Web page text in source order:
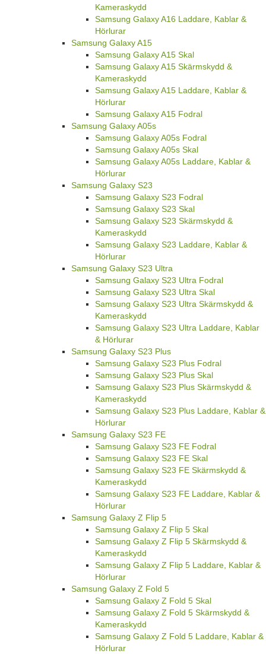
Kameraskydd
Samsung Galaxy A16 Laddare, Kablar &
Hörlurar
Samsung Galaxy A15
Samsung Galaxy A15 Skal
Samsung Galaxy A15 Skärmskydd &
Kameraskydd
Samsung Galaxy A15 Laddare, Kablar &
Hörlurar
Samsung Galaxy A15 Fodral
Samsung Galaxy A05s
Samsung Galaxy A05s Fodral
Samsung Galaxy A05s Skal
Samsung Galaxy A05s Laddare, Kablar &
Hörlurar
Samsung Galaxy S23
Samsung Galaxy S23 Fodral
Samsung Galaxy S23 Skal
Samsung Galaxy S23 Skärmskydd &
Kameraskydd
Samsung Galaxy S23 Laddare, Kablar &
Hörlurar
Samsung Galaxy S23 Ultra
Samsung Galaxy S23 Ultra Fodral
Samsung Galaxy S23 Ultra Skal
Samsung Galaxy S23 Ultra Skärmskydd &
Kameraskydd
Samsung Galaxy S23 Ultra Laddare, Kablar
& Hörlurar
Samsung Galaxy S23 Plus
Samsung Galaxy S23 Plus Fodral
Samsung Galaxy S23 Plus Skal
Samsung Galaxy S23 Plus Skärmskydd &
Kameraskydd
Samsung Galaxy S23 Plus Laddare, Kablar &
Hörlurar
Samsung Galaxy S23 FE
Samsung Galaxy S23 FE Fodral
Samsung Galaxy S23 FE Skal
Samsung Galaxy S23 FE Skärmskydd &
Kameraskydd
Samsung Galaxy S23 FE Laddare, Kablar &
Hörlurar
Samsung Galaxy Z Flip 5
Samsung Galaxy Z Flip 5 Skal
Samsung Galaxy Z Flip 5 Skärmskydd &
Kameraskydd
Samsung Galaxy Z Flip 5 Laddare, Kablar &
Hörlurar
Samsung Galaxy Z Fold 5
Samsung Galaxy Z Fold 5 Skal
Samsung Galaxy Z Fold 5 Skärmskydd &
Kameraskydd
Samsung Galaxy Z Fold 5 Laddare, Kablar &
Hörlurar